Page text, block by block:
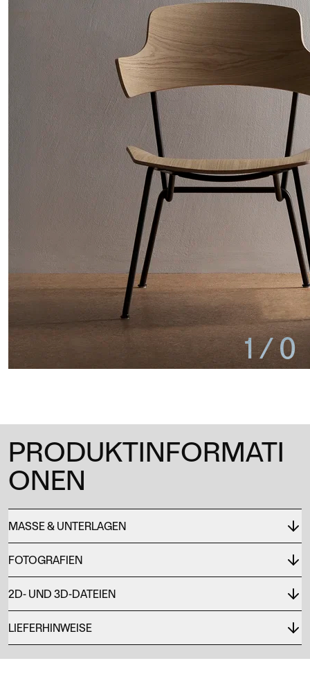
1/0
PRODUKTINFORMATI
ONEN
MASSE & UNTERLAGEN
FOTOGRAFIEN
2D- UND 3D-DATEIEN
LIEFERHINWEISE